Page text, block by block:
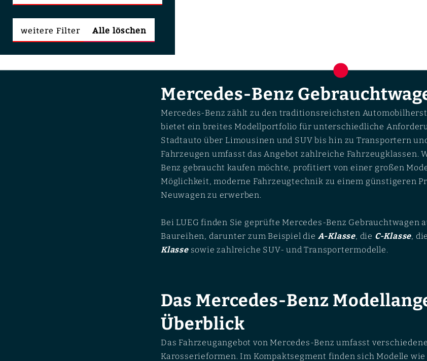
weitere Filter Alle löschen
Mercedes-Benz
Mercedes-Benz zählt zu den traditionsreichsten
bietet ein breites Modellportfolio für unterschiedliche
Stadtauto über Limousinen und SUV bis hin zu Transportern
Fahrzeugen umfasst das Angebot zahlreiche Fahrzeugklassen.
Benz gebraucht kaufen möchte, profitiert von einer großen
Möglichkeit, moderne Fahrzeugtechnik zu einem günstigeren
Neuwagen zu erwerben.
Bei LUEG finden Sie geprüfte Mercedes-Benz Gebrauchtwagen
Baureihen, darunter zum Beispiel die A-Klasse, die C-Klasse,
Klassesowie zahlreiche SUV- und Transportermodelle.
Das Mercedes-Benz
Überblick
Das Fahrzeugangebot von Mercedes-Benz umfasst
Karosserieformen. Im Kompaktsegment finden sich Modelle wie